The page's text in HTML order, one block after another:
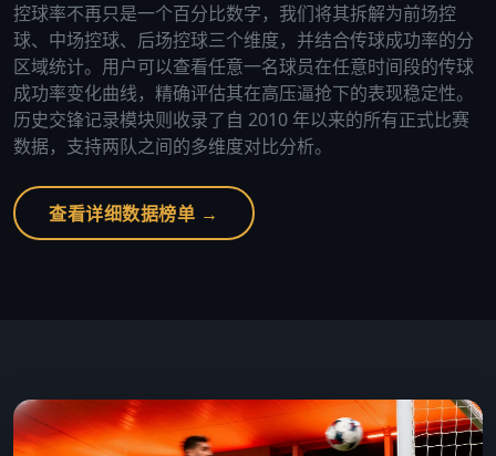
控球率不再只是一个百分比数字，我们将其拆解为前场控
球、中场控球、后场控球三个维度，并结合传球成功率的分
区域统计。用户可以查看任意一名球员在任意时间段的传球
成功率变化曲线，精确评估其在高压逼抢下的表现稳定性。
历史交锋记录模块则收录了自 2010 年以来的所有正式比赛
数据，支持两队之间的多维度对比分析。
查看详细数据榜单 →